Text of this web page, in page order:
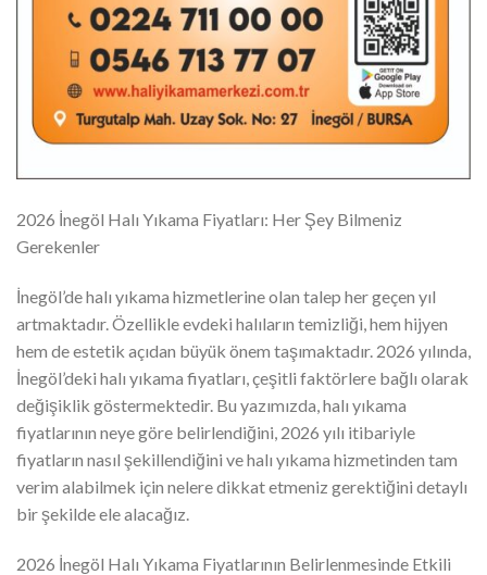
2026 İnegöl Halı Yıkama Fiyatları: Her Şey Bilmeniz
Gerekenler
İnegöl’de halı yıkama hizmetlerine olan talep her geçen yıl
artmaktadır. Özellikle evdeki halıların temizliği, hem hijyen
hem de estetik açıdan büyük önem taşımaktadır. 2026 yılında,
İnegöl’deki halı yıkama fiyatları, çeşitli faktörlere bağlı olarak
değişiklik göstermektedir. Bu yazımızda, halı yıkama
fiyatlarının neye göre belirlendiğini, 2026 yılı itibariyle
fiyatların nasıl şekillendiğini ve halı yıkama hizmetinden tam
verim alabilmek için nelere dikkat etmeniz gerektiğini detaylı
bir şekilde ele alacağız.
2026 İnegöl Halı Yıkama Fiyatlarının Belirlenmesinde Etkili